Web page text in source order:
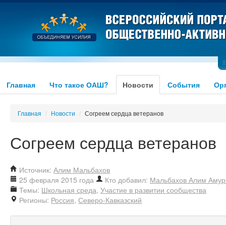
Главная Что такое ОАШ? Новости События
Главная / Новости / Согреем сердца ветеранов
Согреем сердца ветеранов
Источник: Алим Мальбахов
25 февраля 2015 года
Кто добавил: Мальбахов Алим
Темы: Школьная среда, Участие в развитии сообщества
Регионы: Россия, Северо-Кавказский